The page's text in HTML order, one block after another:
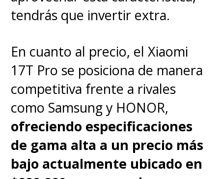
cines de Chile.
tendrás que invertir extra.
En cuanto al precio, el Xiaomi
17T Pro se posiciona de manera
competitiva frente a rivales
como Samsung y HONOR,
ofreciendo especificaciones
de gama alta a un precio más
bajo actualmente ubicado en